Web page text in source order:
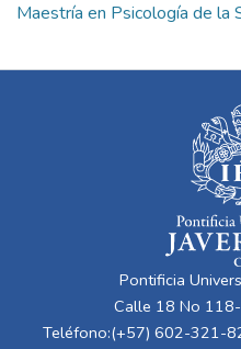
Maestría en Psicología de la
Pontificia
Calle 18 No
Teléfono:(+57) 602-321-